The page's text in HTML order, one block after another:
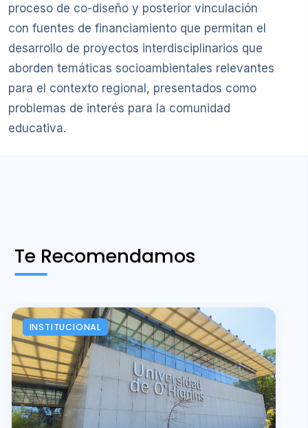
proceso de co-diseño y posterior vinculación
con fuentes de financiamiento que permitan el
desarrollo de proyectos interdisciplinarios que
aborden temáticas socioambientales relevantes
para el contexto regional, presentados como
problemas de interés para la comunidad
educativa.
Te Recomendamos
INSTITUCIONAL